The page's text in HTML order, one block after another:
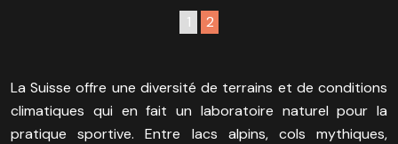
1 2
La Suisse offre une diversité de terrains et de conditions
climatiques qui en fait un laboratoire naturel pour la
pratique sportive. Entre lacs alpins, cols mythiques,